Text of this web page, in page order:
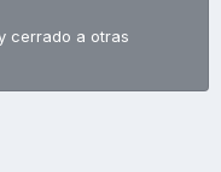
cerrado a otras